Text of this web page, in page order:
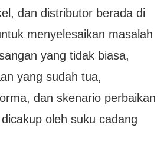
dan distributor berada di
menyelesaikan masalah
yang tidak biasa,
yang sudah tua,
dan skenario perbaikan
oleh suku cadang